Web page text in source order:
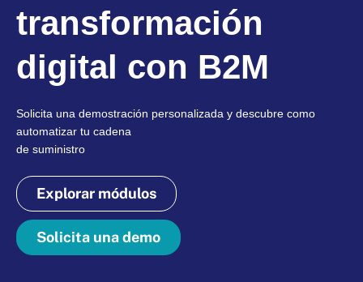
transformación
digital con B2M
Solicita una demostración personalizada y descubre como
automatizar tu cadena
de suministro
Explorar módulos
Solicita una demo